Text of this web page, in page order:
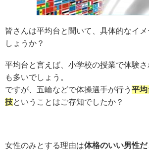
皆さんは平均台と聞いて、具体的なイ
しょうか？
平均台と言えば、小学校の授業で体験
も多いでしょう。
ですが、 五輪などで体操選手が行う 平
技ということはご存知でしたか？
女性のみとする理由は体格のいい男性だ